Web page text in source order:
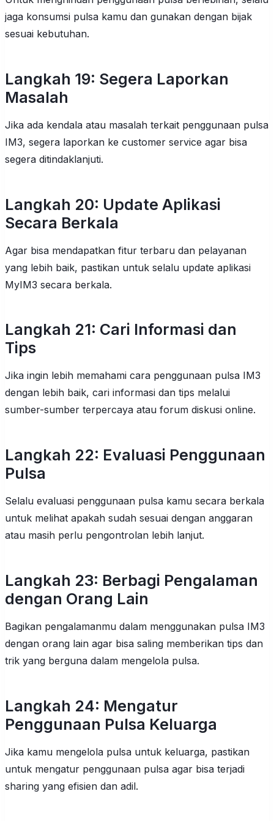
jaga konsumsi pulsa kamu dan gunakan dengan bijak
sesuai kebutuhan.
Langkah 19: Segera Laporkan
Masalah
Jika ada kendala atau masalah terkait penggunaan pulsa
IM3, segera laporkan ke customer service agar bisa
segera ditindaklanjuti.
Langkah 20: Update Aplikasi
Secara Berkala
Agar bisa mendapatkan fitur terbaru dan pelayanan
yang lebih baik, pastikan untuk selalu update aplikasi
MyIM3 secara berkala.
Langkah 21: Cari Informasi dan
Tips
Jika ingin lebih memahami cara penggunaan pulsa IM3
dengan lebih baik, cari informasi dan tips melalui
sumber-sumber terpercaya atau forum diskusi online.
Langkah 22: Evaluasi Penggunaan
Pulsa
Selalu evaluasi penggunaan pulsa kamu secara berkala
untuk melihat apakah sudah sesuai dengan anggaran
atau masih perlu pengontrolan lebih lanjut.
Langkah 23: Berbagi Pengalaman
dengan Orang Lain
Bagikan pengalamanmu dalam menggunakan pulsa IM3
dengan orang lain agar bisa saling memberikan tips dan
trik yang berguna dalam mengelola pulsa.
Langkah 24: Mengatur
Penggunaan Pulsa Keluarga
Jika kamu mengelola pulsa untuk keluarga, pastikan
untuk mengatur penggunaan pulsa agar bisa terjadi
sharing yang efisien dan adil.